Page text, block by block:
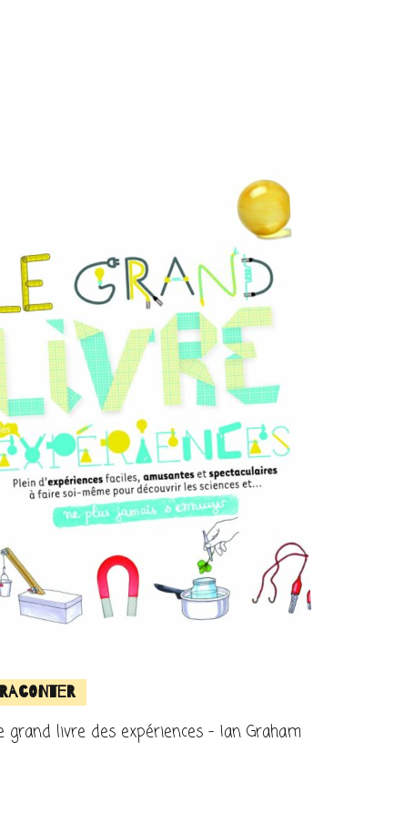
Raconter
grand livre des expériences – Ian Graham